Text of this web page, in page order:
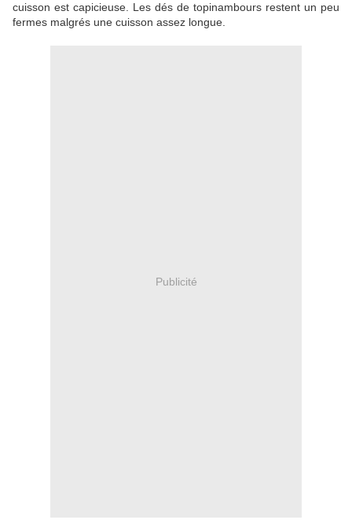
cuisson est capicieuse. Les dés de topinambours restent un peu
fermes malgrés une cuisson assez longue.
Publicité